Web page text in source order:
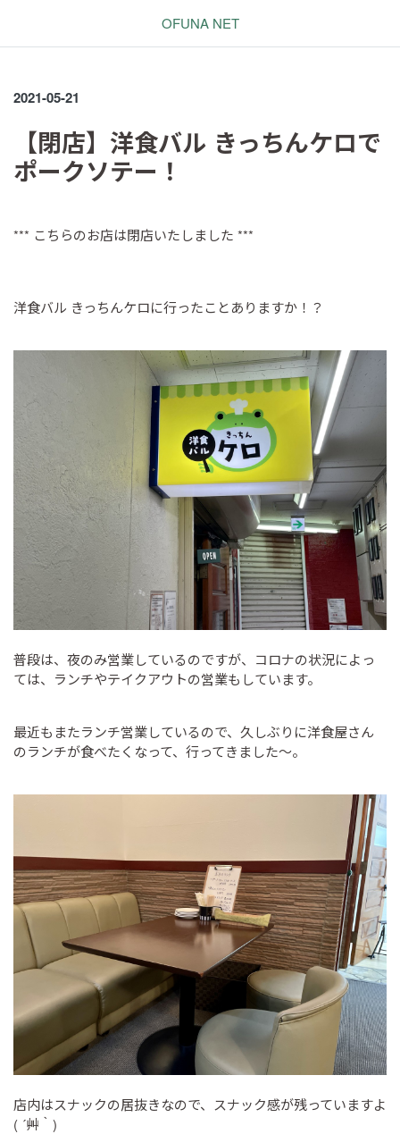
OFUNA NET
2021-05-21
【閉店】洋食バル きっちんケロで
ポークソテー！
*** こちらのお店は閉店いたしました ***
洋食バル きっちんケロに行ったことありますか！？
普段は、夜のみ営業しているのですが、コロナの状況によっ
ては、ランチやテイクアウトの営業もしています。
最近もまたランチ営業しているので、久しぶりに洋食屋さん
のランチが食べたくなって、行ってきました～。
店内はスナックの居抜きなので、スナック感が残っていますよ
( ´艸｀)